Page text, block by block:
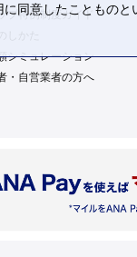
プ特例制度ガイド
シミュレーション
・自営業者の方へ
同意したことものと